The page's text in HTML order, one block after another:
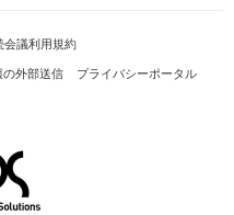
会議利用規約
の外部送信 プライバシーポータル